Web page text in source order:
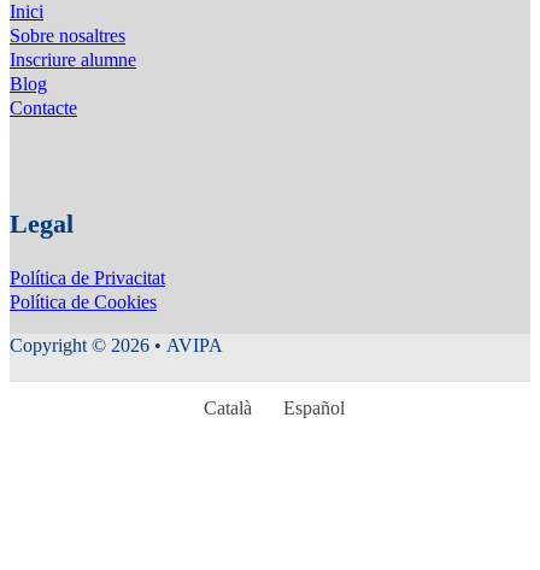
Inici
Sobre nosaltres
Inscriure alumne
Blog
Contacte
Legal
Política de Privacitat
Política de Cookies
Copyright © 2026 • AVIPA
Català Español